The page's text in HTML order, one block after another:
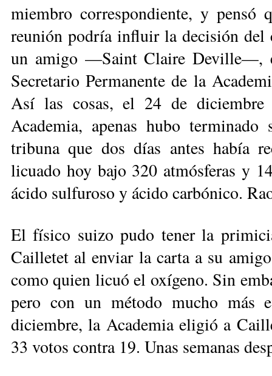
miembro correspondiente, y pensó
reunión podría influir la decisión del
un amigo —Saint Claire Deville—,
Secretario Permanente de la
Así las cosas, el 24 de
Academia, apenas hubo
tribuna que dos días antes había
licuado hoy bajo 320 atmósferas y
ácido sulfuroso y ácido carbónico.
El físico suizo pudo tener la
Cailletet al enviar la carta a su
como quien licuó el oxígeno. Sin
pero con un método mucho más
diciembre, la Academia eligió a
33 votos contra 19. Unas semanas